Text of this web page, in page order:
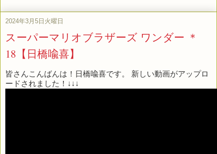
2024年3月5日火曜日
スーパーマリオブラザーズ ワンダー ＊
18【日橋喩喜】
皆さんこんばんは！日橋喩喜です。 新しい動画がアップロ
ードされました！↓↓↓